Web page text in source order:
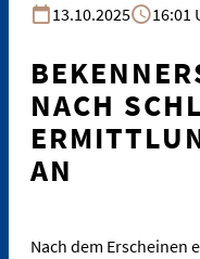
13.10.2025
16:01
NACH
AN
Nach dem Erscheinen